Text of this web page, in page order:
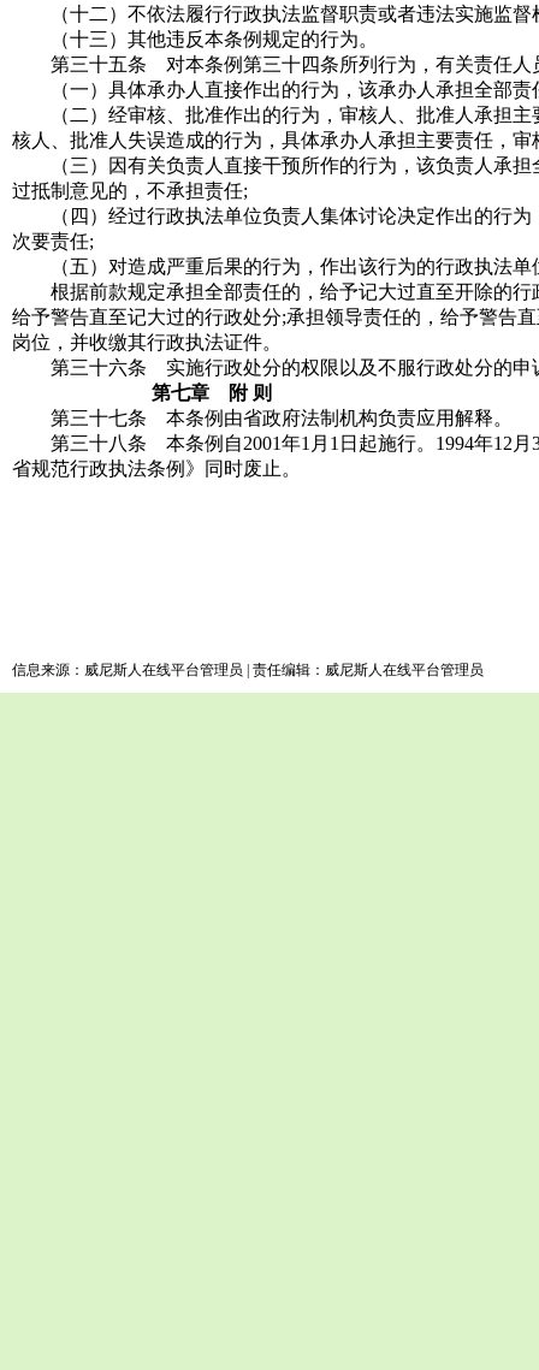
（十二）不依法履行行政执法监督职责或者违法实施监督
（十三）其他违反本条例规定的行为。
第三十五条 对本条例第三十四条所列行为，有关责任人
（一）具体承办人直接作出的行为，该承办人承担全部责
（二）经审核、批准作出的行为，审核人、批准人承担主
核人、批准人失误造成的行为，具体承办人承担主要责任，
（三）因有关负责人直接干预所作的行为，该负责人承担
过抵制意见的，不承担责任;
（四）经过行政执法单位负责人集体讨论决定作出的行为
次要责任;
（五）对造成严重后果的行为，作出该行为的行政执法单
根据前款规定承担全部责任的，给予记大过直至开除的行
给予警告直至记大过的行政处分;承担领导责任的，给予警告
岗位，并收缴其行政执法证件。
第三十六条 实施行政处分的权限以及不服行政处分的申
第七章 附 则
第三十七条 本条例由省政府法制机构负责应用解释。
第三十八条 本条例自2001年1月1日起施行。1994年12月
省规范行政执法条例》同时废止。
信息来源：威尼斯人在线平台管理员 | 责任编辑：威尼斯人在线平台管理员